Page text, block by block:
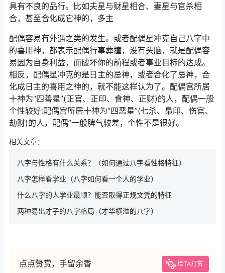
具有不良的品行。比如夫星与财星相合、妻星与官杀相
合，甚至合化成它神的，多主
配偶容易有外遇之类的发生。或者配偶星冲克自己八字中
的喜用神，都表示配偶行事葬撞，没有头脑，就是配偶容
易因为自身利益，而破坏你的前程或者事业目标的达成。
相反，配偶星冲克的是日主的忌神，或者合化了忌神，合
化成日主的喜用之神的，就不能这样认为了。配偶宫所居
十神为“四善星”(正官、正印、食神、正财)的人，配偶一般
个性较好:配偶宫所居十神为“四恶星”(七杀、梟印、伤官、
劫财)的人，配偶”一般脾气较差，个性不是很好。
相关文章：
八字与性格有什么关系？（如何通过八字看性格特征）
八字怎样看学业（八字如何看一个人的学业）
什么八字的人学业最顺？能否取得正规文凭的特征
两种易出才子的八字格局（才华横溢的八字）
点点赞赏，手留余香 给TA打赏